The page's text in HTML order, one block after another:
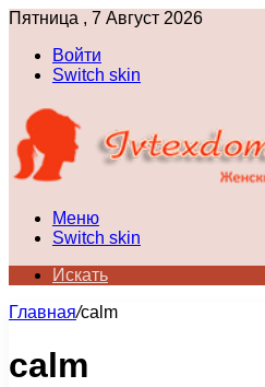
Пятница , 7 Август 2026
Войти
Switch skin
Меню
Switch skin
Искать
Главная/calm
calm